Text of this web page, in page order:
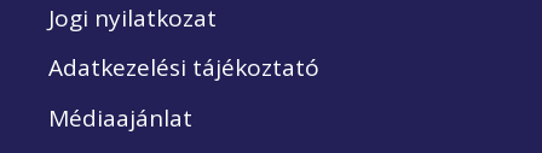
Jogi nyilatkozat
Adatkezelési tájékoztató
Médiaajánlat